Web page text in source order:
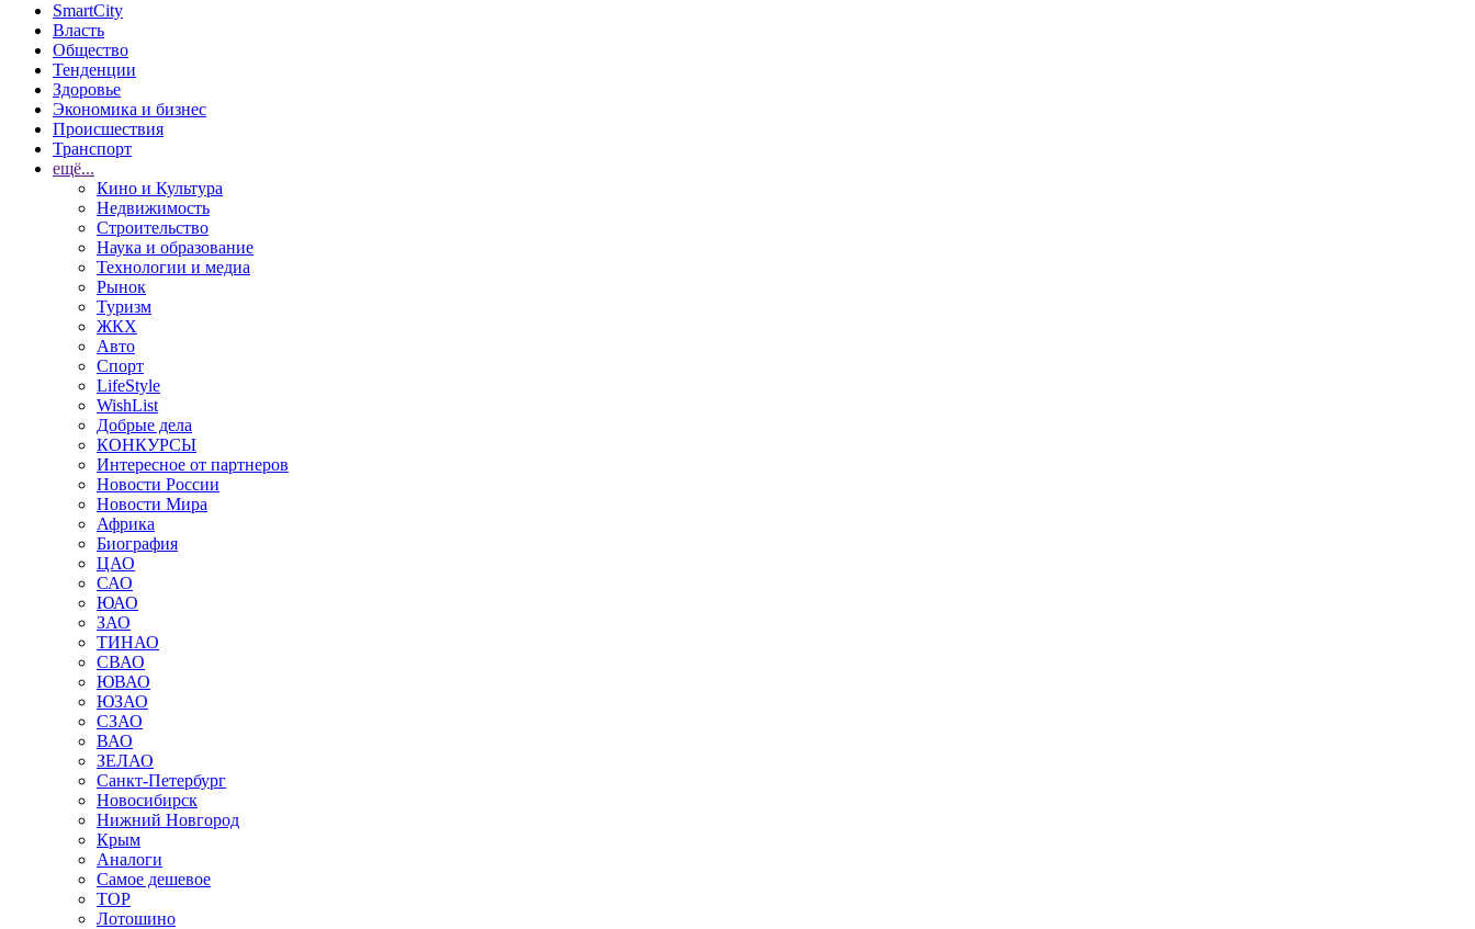
SmartCity
Власть
Общество
Тенденции
Здоровье
Экономика и бизнес
Происшествия
Транспорт
ещё...
Кино и Культура
Недвижимость
Строительство
Наука и образование
Технологии и медиа
Рынок
Туризм
ЖКХ
Авто
Спорт
LifeStyle
WishList
Добрые дела
КОНКУРСЫ
Интересное от партнеров
Новости России
Новости Мира
Африка
Биография
ЦАО
САО
ЮАО
ЗАО
ТИНАО
СВАО
ЮВАО
ЮЗАО
СЗАО
ВАО
ЗЕЛАО
Санкт-Петербург
Новосибирск
Нижний Новгород
Крым
Аналоги
Самое дешевое
TOP
Лотошино